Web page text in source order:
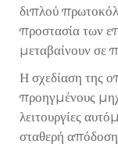
διπλού
προστασία των
μεταβαίνουν σε
Η σχεδίαση της
προηγμένους
λειτουργίες
σταθερή